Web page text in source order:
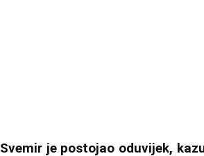
Svemir je postojao oduvijek,